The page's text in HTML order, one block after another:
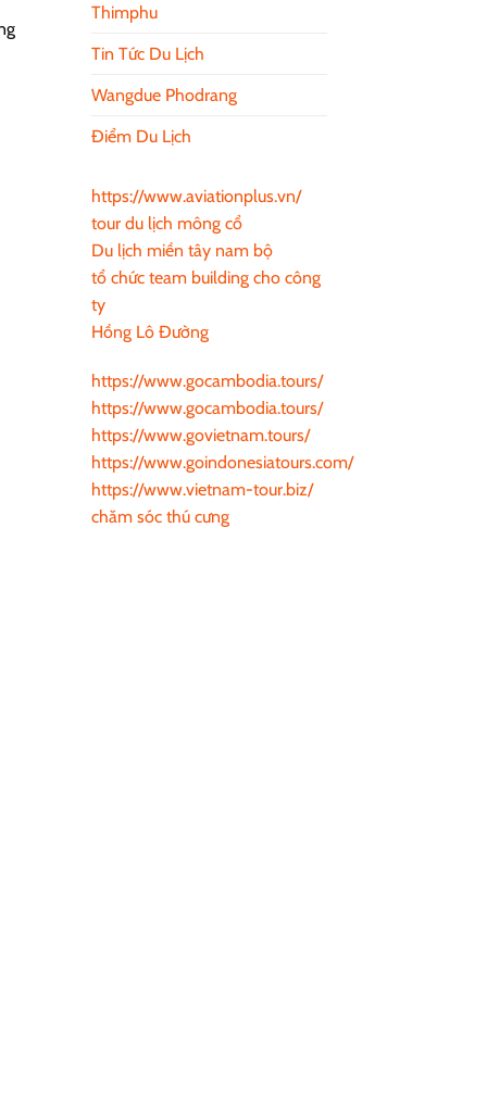
Thimphu
Tin Tức Du Lịch
Wangdue Phodrang
Điểm Du Lịch
https://www.aviationplus.vn/
tour du lịch mông cổ
Du lịch miền tây nam bộ
tổ chức team building cho công
ty
Hồng Lô Đường
https://www.gocambodia.tours/
https://www.gocambodia.tours/
https://www.govietnam.tours/
https://www.goindonesiatours.com/
https://www.vietnam-tour.biz/
chăm sóc thú cưng